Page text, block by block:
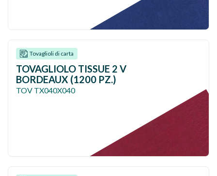
Tovaglioli di carta
TOVAGLIOLO TISSUE 2 V
BORDEAUX (1200 PZ.)
TOV TX040X040